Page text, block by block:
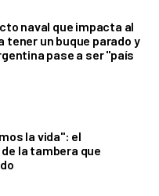
naval que impacta al
tener un buque parado y
pase a ser "país
la vida": el
la tambera que